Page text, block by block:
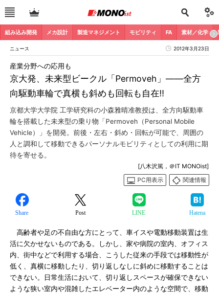
組み込み開発 メカ設計 製造マネジメント モビリティ FA 素材／化学
ニュース 2012年3月23日
京大発、未来型ビークル「Permoveh」――全方
向駆動車輪で真横も斜めも回転も自在!!
産業分野への応用も
京都大学大学院 工学研究科の小森雅晴准教授は、全方向駆動車
輪を搭載した未来型の乗り物「Permoveh（Personal Mobile
Vehicle）」を開発。前後・左右・斜め・回転が可能で、周囲の
人と調和して移動できるパーソナルモビリティとしての利用に期
待を寄せる。
[八木沢篤，＠IT MONOist]
PC用表示
関連情報
Share Post LINE Hatena
高齢者や足の不自由な方にとって、車イスや電動移動装置は生
活に欠かせないものである。しかし、家や病院の室内、オフィス
内、街中などで利用する場合、こうした従来の手段では移動性が
低く、真横に移動したり、切り返しなしに斜めに移動することは
できない。日常生活において、切り返しスペースが確保できない
ような狭い室内や混雑したエレベーター内のような空間で、移動